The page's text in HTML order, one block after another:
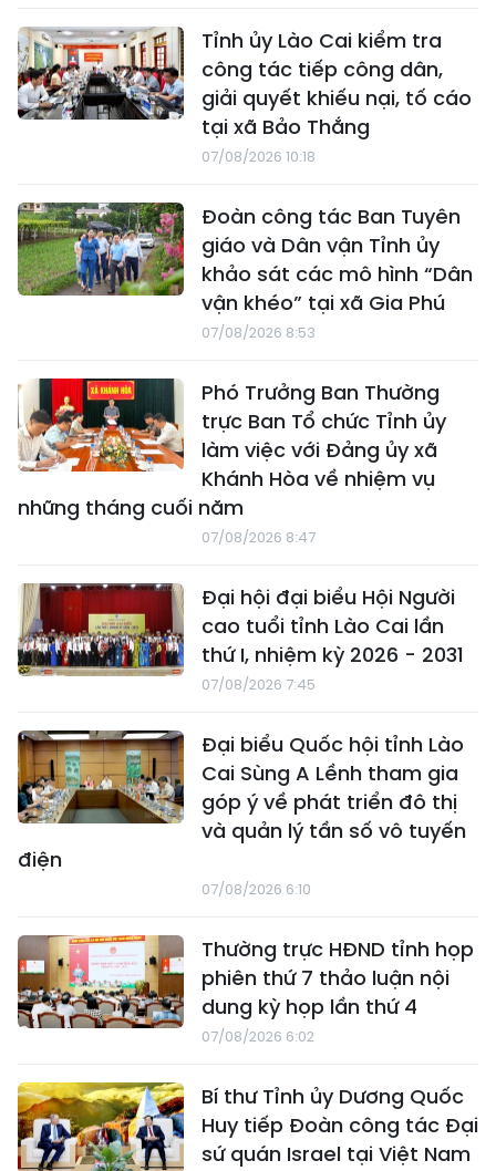
Tỉnh ủy Lào Cai kiểm tra
công tác tiếp công dân,
giải quyết khiếu nại, tố cáo
tại xã Bảo Thắng
07/08/2026 10:18
Đoàn công tác Ban Tuyên
giáo và Dân vận Tỉnh ủy
khảo sát các mô hình “Dân
vận khéo” tại xã Gia Phú
07/08/2026 8:53
Phó Trưởng Ban Thường
trực Ban Tổ chức Tỉnh ủy
làm việc với Đảng ủy xã
Khánh Hòa về nhiệm vụ
những tháng cuối năm
07/08/2026 8:47
Đại hội đại biểu Hội Người
cao tuổi tỉnh Lào Cai lần
thứ I, nhiệm kỳ 2026 - 2031
07/08/2026 7:45
Đại biểu Quốc hội tỉnh Lào
Cai Sùng A Lềnh tham gia
góp ý về phát triển đô thị
và quản lý tần số vô tuyến
điện
07/08/2026 6:10
Thường trực HĐND tỉnh họp
phiên thứ 7 thảo luận nội
dung kỳ họp lần thứ 4
07/08/2026 6:02
Bí thư Tỉnh ủy Dương Quốc
Huy tiếp Đoàn công tác Đại
sứ quán Israel tại Việt Nam